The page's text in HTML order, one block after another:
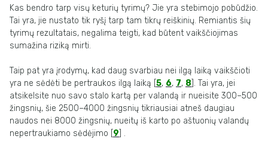
Kas bendro tarp visų keturių tyrimų? Jie yra stebimojo pobūdžio.
Tai yra, jie nustato tik ryšį tarp tam tikrų reiškinių. Remiantis šių
tyrimų rezultatais, negalima teigti, kad būtent vaikščiojimas
sumažina riziką mirti.
Taip pat yra įrodymų, kad daug svarbiau nei ilgą laiką vaikščioti
yra ne sėdėti be pertraukos ilgą laiką [ 5, 6, 7, 8 ]. Tai yra, jei
atsikelsite nuo savo stalo kartą per valandą ir nueisite 300–500
žingsnių, šie 2500–4000 žingsnių tikriausiai atneš daugiau
naudos nei 8000 žingsnių, nueitų iš karto po aštuonių valandų
nepertraukiamo sėdėjimo [ 9 ] .